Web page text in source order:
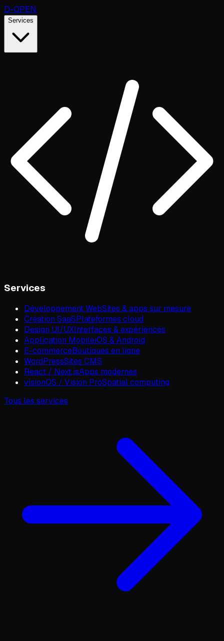
D-OPEN
Services
Services
Développement WebSites & apps sur mesure
Création SaaSPlateformes cloud
Design UI/UXInterfaces & expériences
Application MobileiOS & Android
E-commerceBoutiques en ligne
WordPressSites CMS
React / Next.jsApps modernes
visionOS / Vision ProSpatial computing
Tous les services